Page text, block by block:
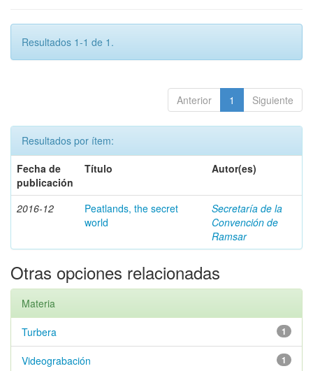
Resultados 1-1 de 1.
Anterior 1 Siguiente
Resultados por ítem:
Fecha de
publicación
Título Autor(es)
2016-12
Peatlands, the secret
world
Secretaría de la
Convención de
Ramsar
Otras opciones relacionadas
Materia
1
Turbera
1
Videograbación